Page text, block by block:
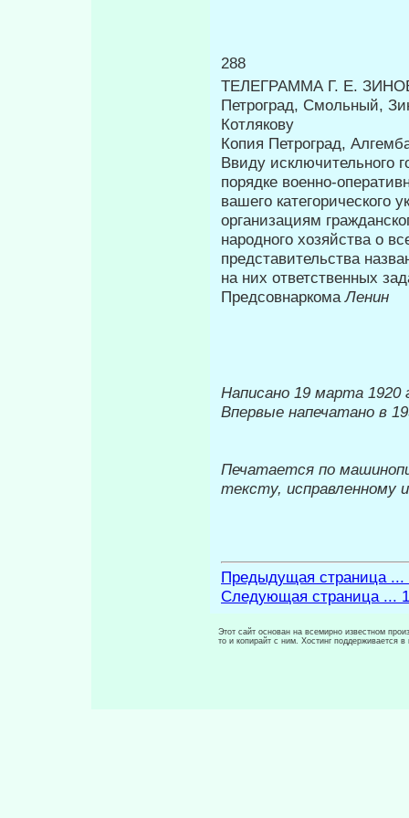
288
ТЕЛЕГРАММА Г. Е.
Петроград, Смольный,
Котлякову
Копия Петроград,
Ввиду исключительного
порядке военно-
вашего
организациям
народного хозяйства о
представительства
на них ответственных
ПредсовнаркомаЛенин
Написано 19 марта 1920
Впервые напечатано в
Печатается по
тексту, исправленному
Предыдущая страница ...
Следующая страница ...
Этот сайт основан на всемирно известном
то и копирайт с ним. Хостинг поддерживается